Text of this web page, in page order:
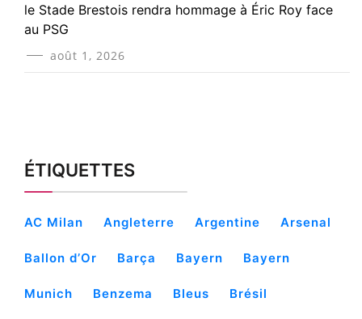
le Stade Brestois rendra hommage à Éric Roy face
au PSG
août 1, 2026
ÉTIQUETTES
AC Milan Angleterre Argentine Arsenal
Ballon d’Or Barça Bayern Bayern
Munich Benzema Bleus Brésil